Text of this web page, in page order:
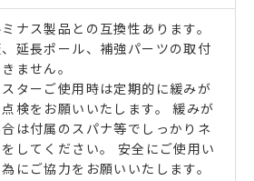
ナス製品との互換性あります。
延長ポール、補強パーツの取付
ません。
ターご使用時は定期的に緩みが
検をお願いいたします。 緩みが
は付属のスパナ等でしっかりネ
してください。 安全にご使用い
にご協力をお願いいたします。